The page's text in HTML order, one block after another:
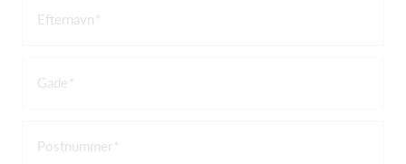
Efternavn
Gade
Postnummer